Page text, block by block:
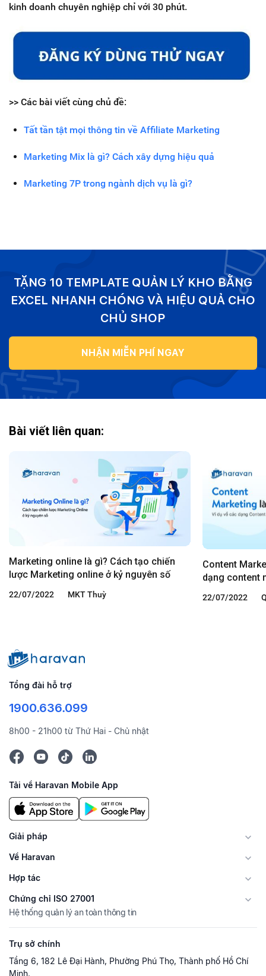
kinh doanh chuyên nghiệp chỉ với 30 phút.
>> Các bài viết cùng chủ đề:
Tất tần tật mọi thông tin về Affiliate Marketing
Marketing Mix là gì? Cách xây dựng hiệu quả
Marketing 7P trong ngành dịch vụ là gì?
TẶNG 10 TEMPLATE QUẢN LÝ KHO BẰNG
EXCEL NHANH CHÓNG VÀ HIỆU QUẢ CHO
CHỦ SHOP
NHẬN MIỄN PHÍ NGAY
Bài viết liên quan:
Marketing online là gì? Cách tạo chiến
lược Marketing online ở kỷ nguyên số
22/07/2022 MKT Thuỳ
Content
dạng content
22/07/2022
Tổng đài hỗ trợ
1900.636.099
8h00 - 21h00 từ Thứ Hai - Chủ nhật
Tải về Haravan Mobile App
Giải pháp
Về Haravan
Hợp tác
Chứng chỉ ISO 27001
Hệ thống quản lý an toàn thông tin
Trụ sở chính
Tầng 6, 182 Lê Đại Hành, Phường Phú Thọ, Thành phố Hồ Chí
Minh.